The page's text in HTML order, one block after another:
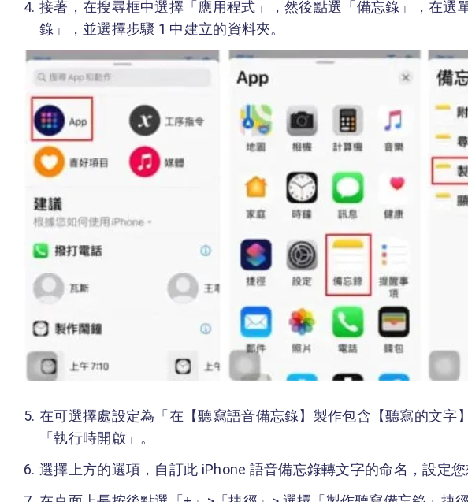
接著，在搜尋框中選擇「應用程式」，然後點選「備忘錄」，在選
錄」，並選擇步驟 1 中建立的資料夾。
在可選擇處設定為「在【聽寫語音備忘錄】製作包含【聽寫的文字
「執行時開啟」。
選擇上方的選項，自訂此 iPhone 語音備忘錄轉文字的命名，設定您